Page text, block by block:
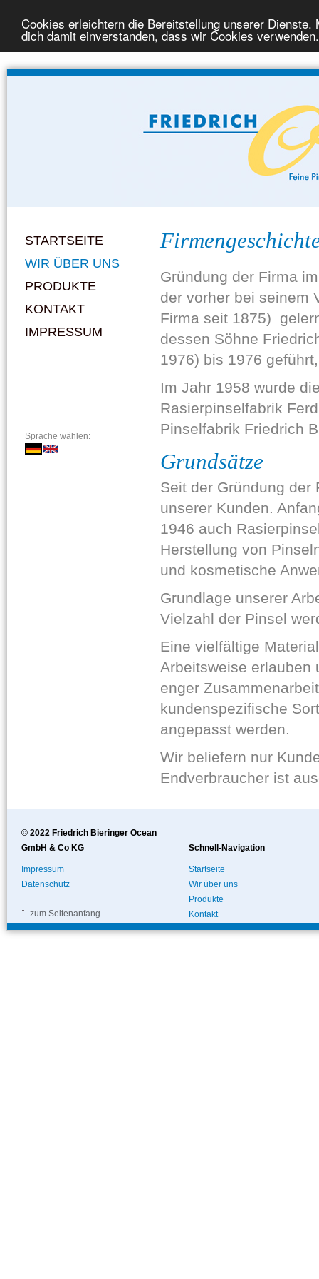
Cookies erleichtern die Bereitstellung unserer
dich damit einverstanden, dass wir Cookies verwenden.
STARTSEITE
WIR ÜBER UNS
PRODUKTE
KONTAKT
IMPRESSUM
Sprache wählen:
Gründung der Firma
der vorher bei seinem
Firma seit 1875)
dessen Söhne
1976) bis 1976
Im Jahr 1958 wurde
Rasierpinselfabrik
Pinselfabrik Friedrich
Grundsätze
Seit der Gründung der
unserer Kunden.
1946 auch
Herstellung von
und kosmetische
Grundlage unserer
Vielzahl der Pinsel
Eine vielfältige
Arbeitsweise erlauben
enger
kundenspezifische
angepasst werden.
Wir beliefern nur
Endverbraucher ist
© 2022 Friedrich Bieringer Ocean
GmbH & Co KG
Impressum
Datenschutz
zum Seitenanfang
Schnell-Navigation
Startseite
Wir über uns
Produkte
Kontakt